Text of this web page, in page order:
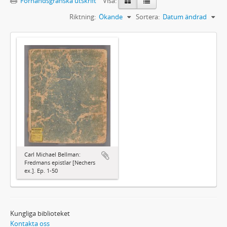
Sortera: Datum ändrad
Riktning: Ökande
Carl Michael Bellman:
Fredmans epistlar [Nechers
ex.]. Ep. 1-50
Kungliga biblioteket
Kontakta oss